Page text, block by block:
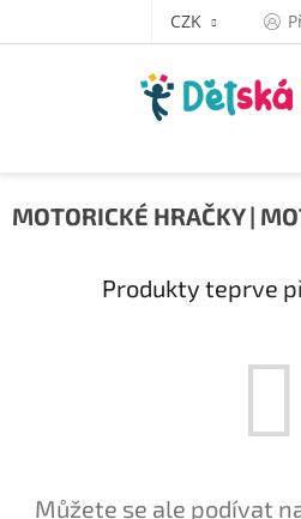
CZK
MOTORICKÉ HRAČKY |
Produkty teprve
Můžete se ale podívat